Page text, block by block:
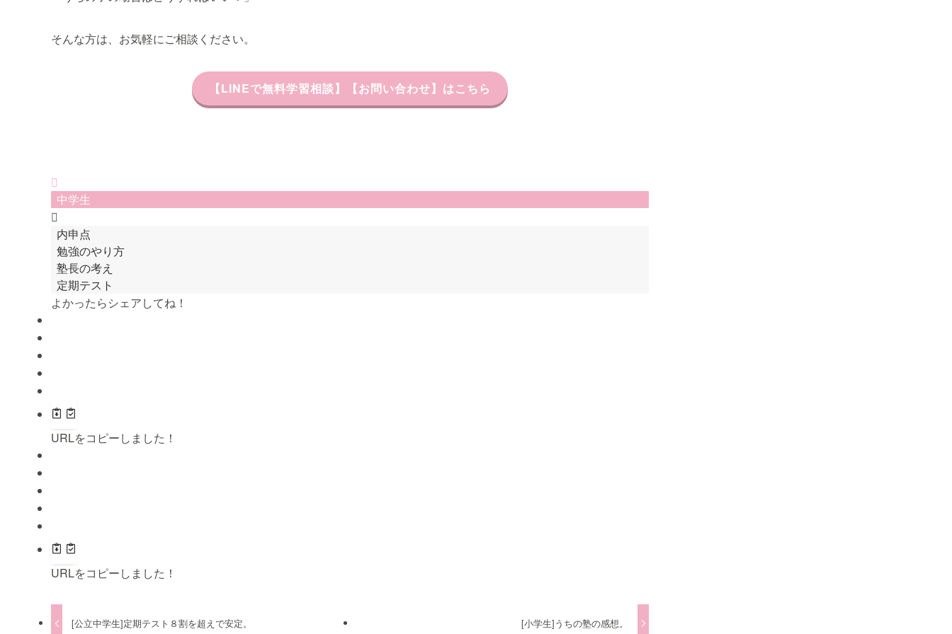
そんな方は、お気軽にご相談ください。
【LINEで無料学習相談】【お問い合わせ】はこちら
中学生
内申点
勉強のやり方
塾長の考え
定期テスト
よかったらシェアしてね！
URLをコピーしました！
URLをコピーしました！
[公立中学生]定期テスト８割を超えで安定。 [小学生]うちの塾の感想。